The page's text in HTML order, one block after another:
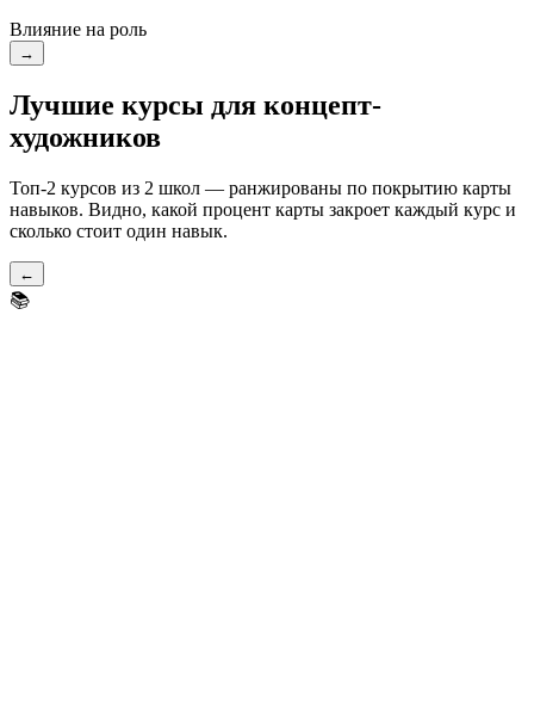
Влияние на роль
→
Лучшие курсы для концепт-
художников
Топ-2 курсов из 2 школ — ранжированы по покрытию карты
навыков. Видно, какой процент карты закроет каждый курс и
сколько стоит один навык.
←
📚